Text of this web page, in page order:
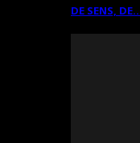
DE SENS,